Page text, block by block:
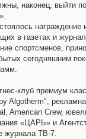
наконец, выйти
награждение
в газетах и
спортсменов,
сегодняшним
клуб премиум
Algotherm",
American Crew,
«ЦАРЬ» и
журнала ТВ-7.